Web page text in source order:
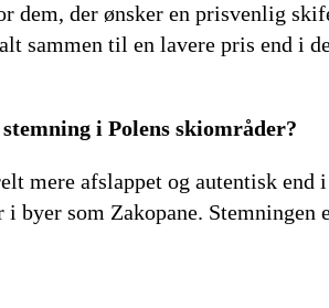
dem, der ønsker en prisvenlig
sammen til en lavere pris end i
i Polens skiområder?
mere afslappet og autentisk
byer som Zakopane.